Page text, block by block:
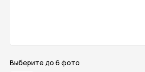
Выберите до 6 фото